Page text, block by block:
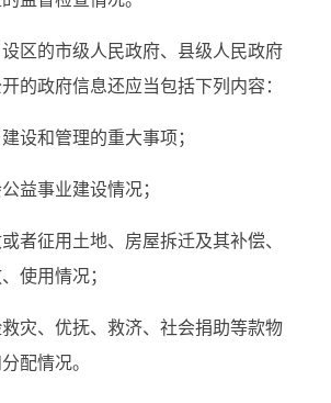
的市级人民政府、县级人民政府
的政府信息还应当包括下列内容：
和管理的重大事项；
事业建设情况；
征用土地、房屋拆迁及其补偿、
使用情况；
、优抚、救济、社会捐助等款物
配情况。